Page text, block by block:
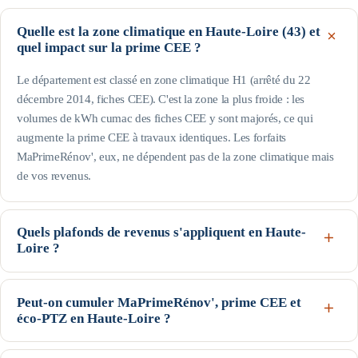
Quelle est la zone climatique en Haute-Loire (43) et
quel impact sur la prime CEE ?
Le département est classé en zone climatique H1 (arrêté du 22
décembre 2014, fiches CEE). C'est la zone la plus froide : les
volumes de kWh cumac des fiches CEE y sont majorés, ce qui
augmente la prime CEE à travaux identiques. Les forfaits
MaPrimeRénov', eux, ne dépendent pas de la zone climatique mais
de vos revenus.
Quels plafonds de revenus s'appliquent en Haute-
Loire ?
Le département est hors Île-de-France : pour une personne seule, le
profil Bleu (très modestes) va jusqu'à 17 363 € de revenu fiscal de
référence, le Jaune jusqu'à 22 259 € et le Violet jusqu'à 31 185 € ;
au-delà, profil Rose. Les plafonds augmentent avec la taille du foyer
Peut-on cumuler MaPrimeRénov', prime CEE et
éco-PTZ en Haute-Loire ?
Oui, ces trois dispositifs nationaux sont cumulables sur un même